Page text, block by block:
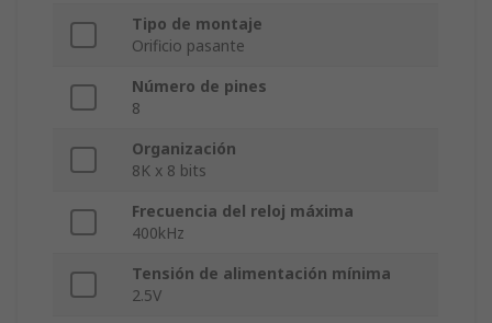
Tipo de montaje
Orificio pasante
Número de pines
8
Organización
8K x 8 bits
Frecuencia del reloj máxima
400kHz
Tensión de alimentación mínima
2.5V